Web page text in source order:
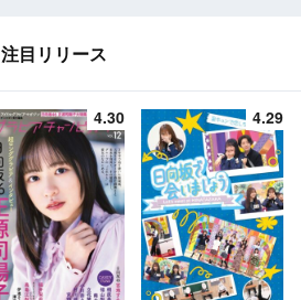
注目リリース
4.30 4.29